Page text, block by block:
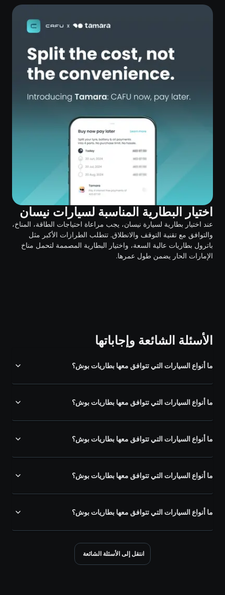
اختيار البطارية المناسبة لسيارات نيسان
عند اختيار بطارية لسيارة نيسان، يجب مراعاة احتياجات الطاقة، المناخ،
والتوافق مع تقنية التوقف والانطلاق. تتطلب الطرازات الأكبر مثل
باترول بطاريات عالية السعة، واختيار البطارية المصممة لتحمل مناخ
الإمارات الحار يضمن طول عمرها.
الأسئلة الشائعة وإجاباتها
ما أنواع السيارات التي تتوافق معها بطاريات بوش؟
ما أنواع السيارات التي تتوافق معها بطاريات بوش؟
ما أنواع السيارات التي تتوافق معها بطاريات بوش؟
ما أنواع السيارات التي تتوافق معها بطاريات بوش؟
ما أنواع السيارات التي تتوافق معها بطاريات بوش؟
انتقل إلى الأسئلة الشائعة